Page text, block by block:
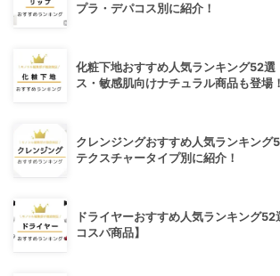
プラ・デパコス別に紹介！
化粧下地おすすめ人気ランキング52選
ス・敏感肌向けナチュラル商品も登場！
クレンジングおすすめ人気ランキング
テクスチャータイプ別に紹介！
ドライヤーおすすめ人気ランキング52
コスパ商品】